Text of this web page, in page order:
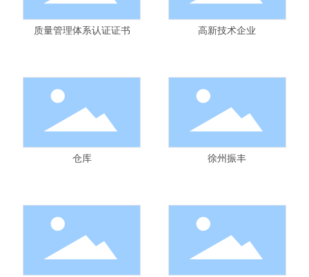
质量管理体系认证证书 高新技术企业
仓库 徐州振丰